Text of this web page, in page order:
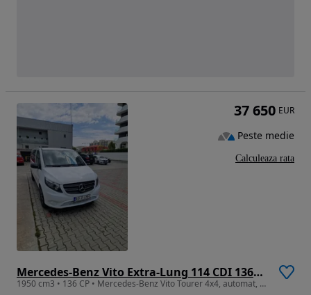
Mercedes-Benz Vito Extra-Lung 114 CDI 136CP AWD 9AT Pro
1950 cm3 • 136 CP • Mercedes-Benz Vito Tourer 4x4, automat, stare impecabilă
37 650 EUR
Peste medie
Calculeaza rata